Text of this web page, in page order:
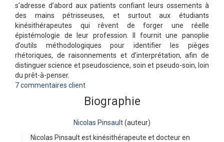
s’adresse d’abord aux patients confiant leurs ossements à
des mains pétrisseuses, et surtout aux étudiants
kinésithérapeutes qui rêvent de forger une réelle
épistémologie de leur profession. Il fournit une panoplie
d’outils méthodologiques pour identifier les pièges
rhétoriques, de raisonnements et d’interprétation, afin de
distinguer science et pseudoscience, soin et pseudo-soin, loin
du prêt-à-penser.
7 commentaires client
Biographie
Nicolas Pinsault(auteur)
Nicolas Pinsault est kinésithérapeute et docteur en